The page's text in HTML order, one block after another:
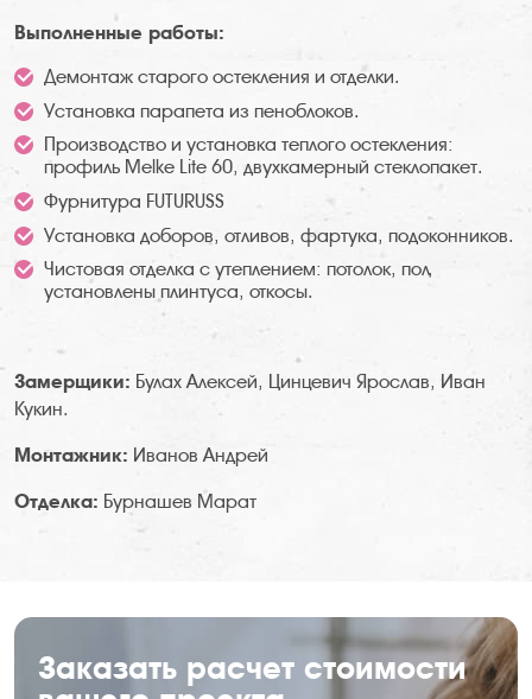
Выполненные работы:
Демонтаж старого остекления и отделки.
Установка парапета из пеноблоков.
Производство и установка теплого остекления:
профиль Melke Lite 60, двухкамерный стеклопакет.
Фурнитура FUTURUSS
Установка доборов, отливов, фартука, подоконников.
Чистовая отделка с утеплением: потолок, пол,
установлены плинтуса, откосы.
Замерщики: Булах Алексей, Цинцевич Ярослав, Иван
Кукин.
Монтажник: Иванов Андрей
Отделка: Бурнашев Марат
Заказать расчет стоимости